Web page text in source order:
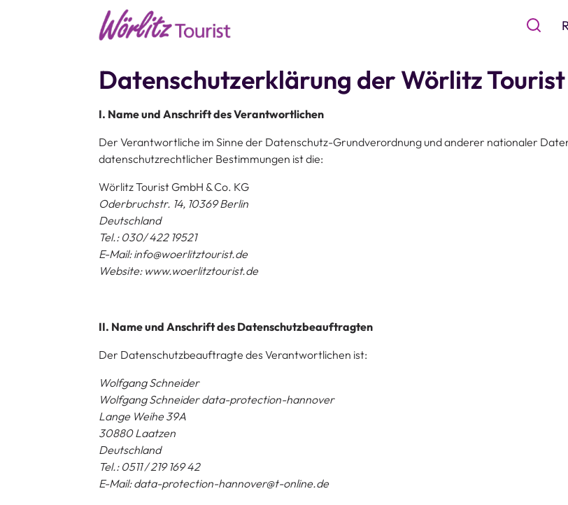
Datenschutzerklärung der Wörlitz Tourist
I. Name und Anschrift des Verantwortlichen
Der Verantwortliche im Sinne der Datenschutz-Grundverordnung und anderer nationaler
datenschutzrechtlicher Bestimmungen ist die:
Wörlitz Tourist GmbH & Co. KG
Oderbruchstr. 14, 10369 Berlin
Deutschland
Tel.: 030/ 422 19521
E-Mail: info@woerlitztourist.de
Website: www.woerlitztourist.de
II. Name und Anschrift des Datenschutzbeauftragten
Der Datenschutzbeauftragte des Verantwortlichen ist:
Wolfgang Schneider
Wolfgang Schneider data-protection-hannover
Lange Weihe 39A
30880 Laatzen
Deutschland
Tel.: 0511 / 219 169 42
E-Mail: data-protection-hannover@t-online.de